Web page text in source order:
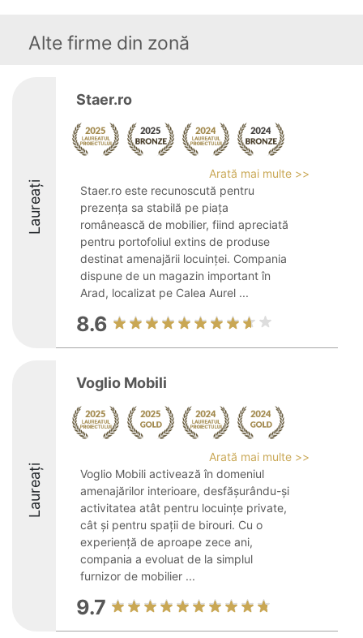
Alte firme din zonă
Laureați
Staer.ro
Arată mai multe >>
Staer.ro este recunoscută pentru
prezența sa stabilă pe piața
românească de mobilier, fiind apreciată
pentru portofoliul extins de produse
destinat amenajării locuinței. Compania
dispune de un magazin important în
Arad, localizat pe Calea Aurel ...
8.6
Laureați
Voglio Mobili
Arată mai multe >>
Voglio Mobili activează în domeniul
amenajărilor interioare, desfășurându-și
activitatea atât pentru locuințe private,
cât și pentru spații de birouri. Cu o
experiență de aproape zece ani,
compania a evoluat de la simplul
furnizor de mobilier ...
9.7